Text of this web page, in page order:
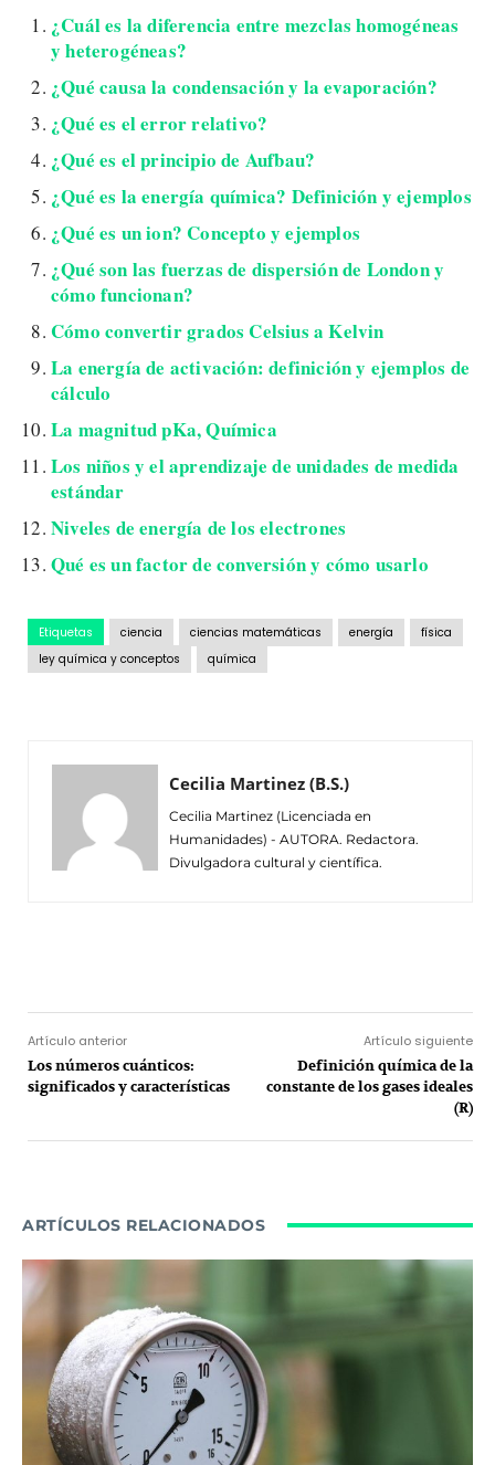
¿Cuál es la diferencia entre mezclas homogéneas
y heterogéneas?
¿Qué causa la condensación y la evaporación?
¿Qué es el error relativo?
¿Qué es el principio de Aufbau?
¿Qué es la energía química? Definición y ejemplos
¿Qué es un ion? Concepto y ejemplos
¿Qué son las fuerzas de dispersión de London y
cómo funcionan?
Cómo convertir grados Celsius a Kelvin
La energía de activación: definición y ejemplos de
cálculo
La magnitud pKa, Química
Los niños y el aprendizaje de unidades de medida
estándar
Niveles de energía de los electrones
Qué es un factor de conversión y cómo usarlo
Etiquetas ciencia ciencias matemáticas energía
física
ley química y conceptos
química
Cecilia Martinez (B.S.)
Cecilia Martinez (Licenciada en
Humanidades) - AUTORA. Redactora.
Divulgadora cultural y científica.
Artículo anterior
Los números cuánticos:
significados y características
Artículo siguiente
Definición química de la
constante de los gases ideales
(R)
ARTÍCULOS RELACIONADOS